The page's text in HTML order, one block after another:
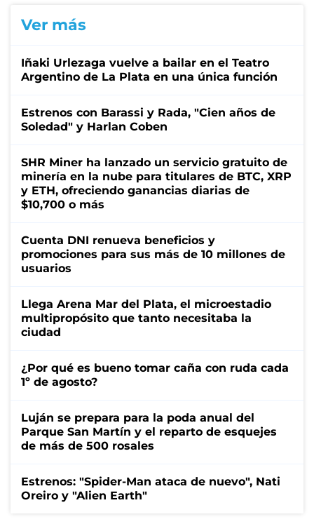
Ver más
Iñaki Urlezaga vuelve a bailar en el Teatro
Argentino de La Plata en una única función
Estrenos con Barassi y Rada, "Cien años de
Soledad" y Harlan Coben
SHR Miner ha lanzado un servicio gratuito de
minería en la nube para titulares de BTC, XRP
y ETH, ofreciendo ganancias diarias de
$10,700 o más
Cuenta DNI renueva beneficios y
promociones para sus más de 10 millones de
usuarios
Llega Arena Mar del Plata, el microestadio
multipropósito que tanto necesitaba la
ciudad
¿Por qué es bueno tomar caña con ruda cada
1º de agosto?
Luján se prepara para la poda anual del
Parque San Martín y el reparto de esquejes
de más de 500 rosales
Estrenos: "Spider-Man ataca de nuevo", Nati
Oreiro y "Alien Earth"